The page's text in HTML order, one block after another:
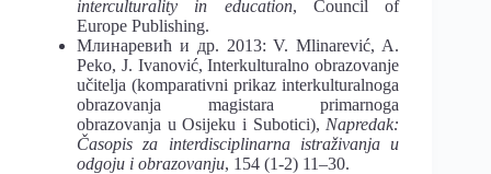
interculturality in education, Council of
Europe Publishing.
Млинаревић и др. 2013: V. Mlinarević, A.
Peko, J. Ivanović, Interkulturalno obrazovanje
učitelja (komparativni prikaz interkulturalnoga
obrazovanja magistara primarnoga
obrazovanja u Osijeku i Subotici), Napredak:
Časopis za interdisciplinarna istraživanja u
odgoju i obrazovanju, 154 (1-2) 11–30.